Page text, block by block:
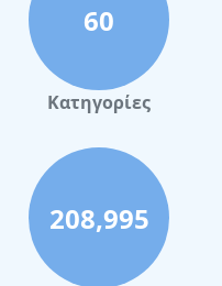
60
Κατηγορίες
208,995